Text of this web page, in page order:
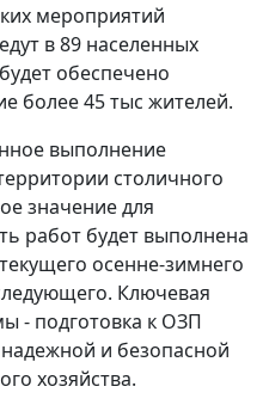
мероприятий
в 89 населенных
обеспечено
более 45 тыс жителей.
выполнение
столичного
значение для
работ будет выполнена
осенне-зимнего
Ключевая
- подготовка к ОЗП
и безопасной
хозяйства.